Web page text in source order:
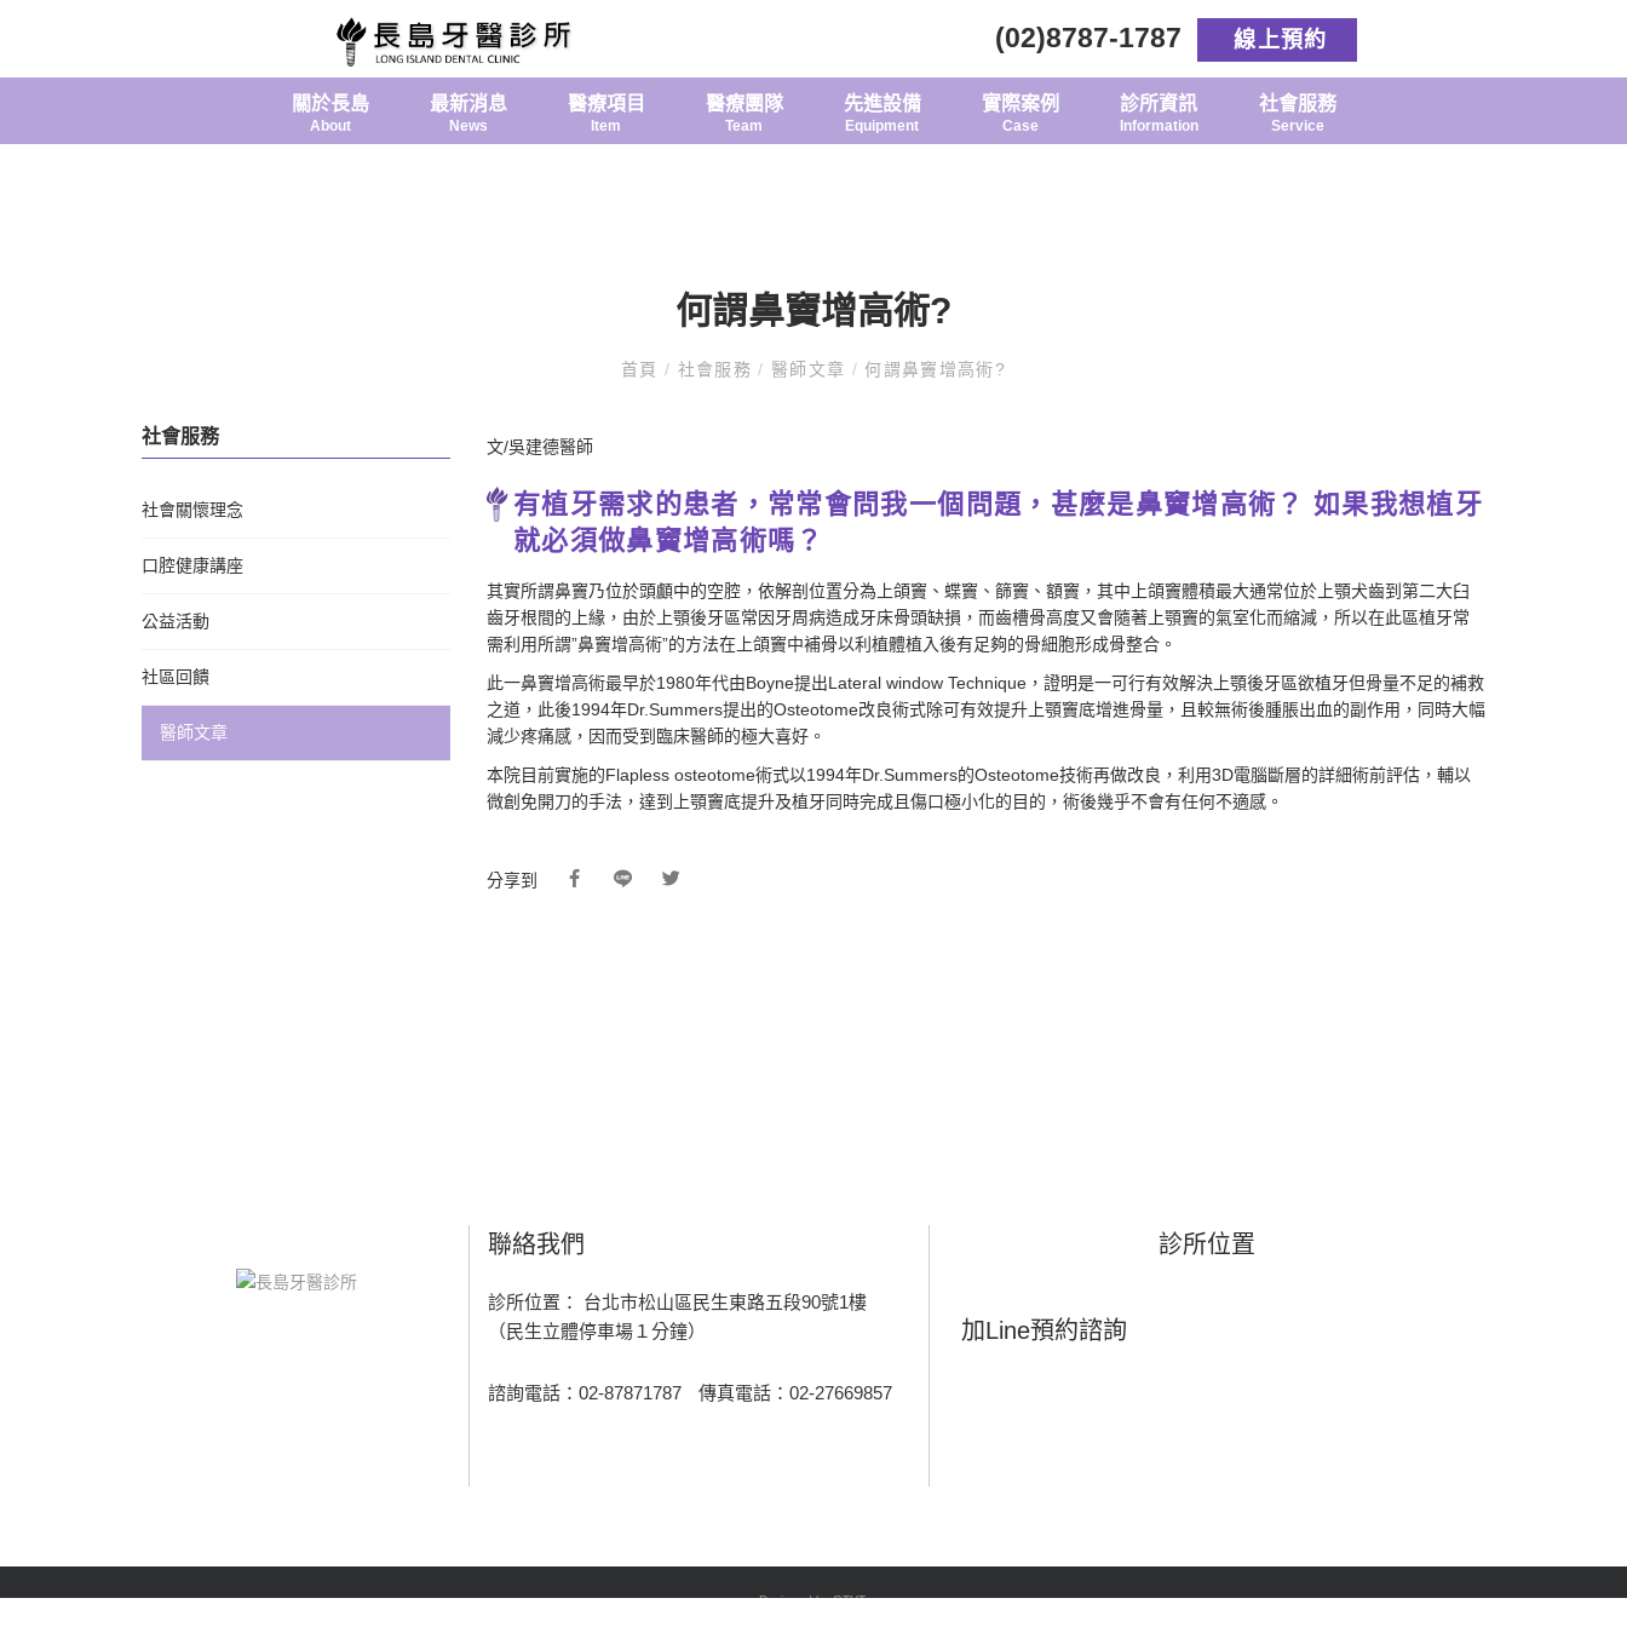
(02)8787-1787 線上預約
關於長島
About
最新消息
News
醫療項目
Item
醫療團隊
Team
先進設備
Equipment
實際案例
Case
診所資訊
Information
社會服務
Service
何謂鼻竇增高術?
首頁 / 社會服務/ 醫師文章 / 何謂鼻竇增高術?
社會服務
社會關懷理念
口腔健康講座
公益活動
社區回饋
醫師文章
文/吳建德醫師
有植牙需求的患者，常常會問我一個問題，甚麼是鼻竇增高術？ 如果我想植牙
就必須做鼻竇增高術嗎？
其實所謂鼻竇乃位於頭顱中的空腔，依解剖位置分為上頜竇、蝶竇、篩竇、額竇，其中上頜竇體積最大通常位於上顎犬齒到第二大臼
齒牙根間的上緣，由於上顎後牙區常因牙周病造成牙床骨頭缺損，而齒槽骨高度又會隨著上顎竇的氣室化而縮減，所以在此區植牙常
需利用所謂”鼻竇增高術”的方法在上頜竇中補骨以利植體植入後有足夠的骨細胞形成骨整合。
此一鼻竇增高術最早於1980年代由Boyne提出Lateral window Technique，證明是一可行有效解決上顎後牙區欲植牙但骨量不足的補救
之道，此後1994年Dr.Summers提出的Osteotome改良術式除可有效提升上顎竇底增進骨量，且較無術後腫脹出血的副作用，同時大幅
減少疼痛感，因而受到臨床醫師的極大喜好。
本院目前實施的Flapless osteotome術式以1994年Dr.Summers的Osteotome技術再做改良，利用3D電腦斷層的詳細術前評估，輔以
微創免開刀的手法，達到上顎竇底提升及植牙同時完成且傷口極小化的目的，術後幾乎不會有任何不適感。
分享到
聯絡我們
診所位置： 台北市松山區民生東路五段90號1樓
（民生立體停車場１分鐘）
諮詢電話：02-87871787 傳真電話：02-27669857
加Line預約諮詢
診所位置
Designed byGTUT